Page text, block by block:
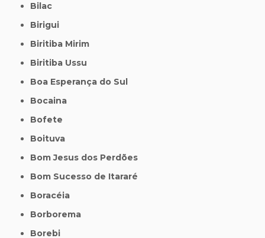
Bilac
Birigui
Biritiba Mirim
Biritiba Ussu
Boa Esperança do Sul
Bocaina
Bofete
Boituva
Bom Jesus dos Perdões
Bom Sucesso de Itararé
Boracéia
Borborema
Borebi